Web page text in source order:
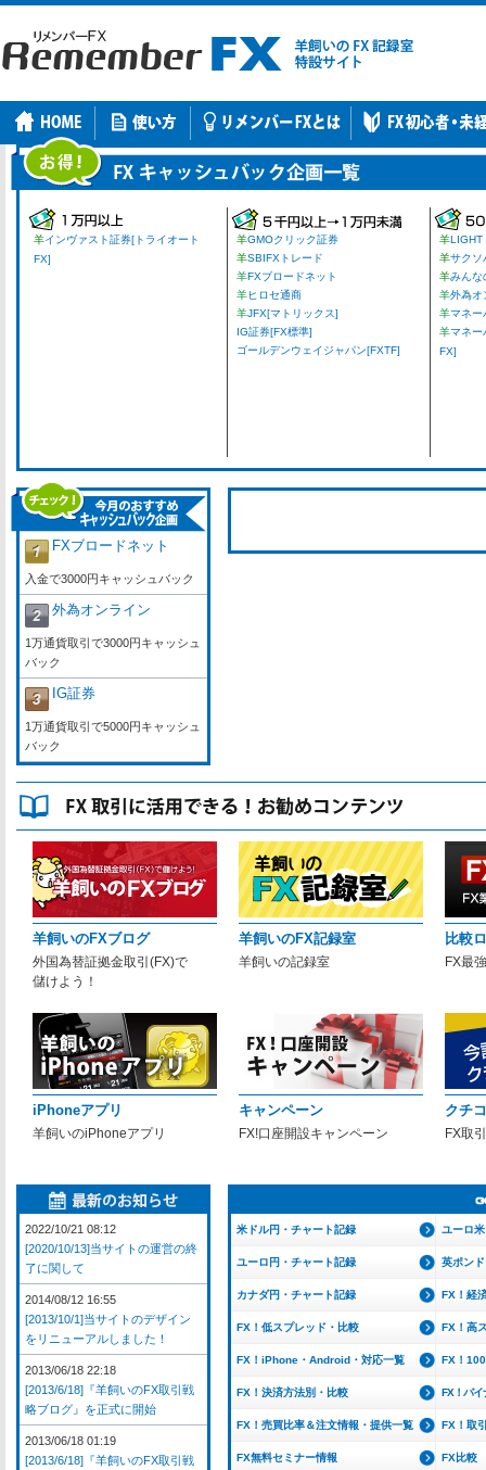
羊インヴァスト証券[トライオート
FX]
羊GMOクリック証券
羊SBIFXトレード
羊FXブロードネット
羊ヒロセ通商
羊JFX[マトリックス]
IG証券[FX標準]
ゴールデンウェイジャパン[FXTF]
羊LIGHT
羊サクソ
羊みんな
羊外為オ
羊マネー
羊マネー
FX]
FXブロードネット
入金で3000円キャッシュバック
外為オンライン
1万通貨取引で3000円キャッシュ
バック
IG証券
1万通貨取引で5000円キャッシュ
バック
羊飼いのFXブログ
外国為替証拠金取引(FX)で
儲けよう！
羊飼いのFX記録室
羊飼いの記録室
比較
FX最
iPhoneアプリ
羊飼いのiPhoneアプリ
キャンペーン
FX!口座開設キャンペーン
クチ
FX取
米ドル円・チャート記録 ユーロ
ユーロ円・チャート記録 英ポン
カナダ円・チャート記録 FX！経
FX！低スプレッド・比較 FX！高
FX！iPhone・Android・対応一覧 FX！
FX！決済方法別・比較 FX！バイ
FX！売買比率＆注文情報・提供一覧 FX！取
FX無料セミナー情報 FX比較
2022/10/21 08:12
[2020/10/13]当サイトの運営の終
了に関して
2014/08/12 16:55
[2013/10/1]当サイトのデザイン
をリニューアルしました！
2013/06/18 22:18
[2013/6/18]『羊飼いのFX取引戦
略ブログ』を正式に開始
2013/06/18 01:19
[2013/6/18]『羊飼いのFX取引戦